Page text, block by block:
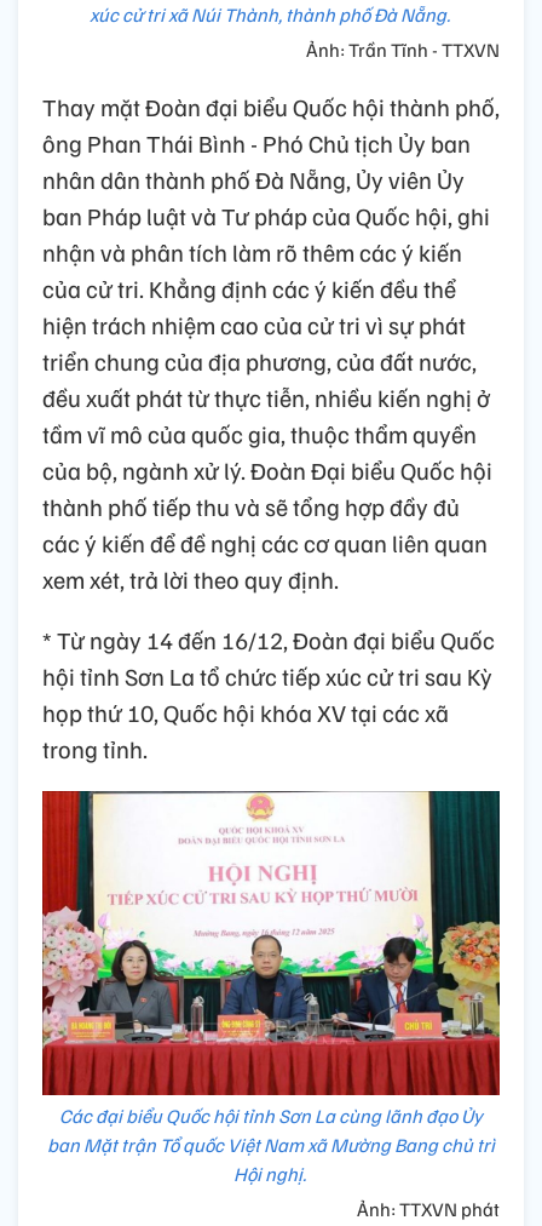
xúc cử tri xã Núi Thành, thành phố Đà Nẵng.
Ảnh: Trần Tĩnh - TTXVN
Thay mặt Đoàn đại biểu Quốc hội thành phố,
ông Phan Thái Bình - Phó Chủ tịch Ủy ban
nhân dân thành phố Đà Nẵng, Ủy viên Ủy
ban Pháp luật và Tư pháp của Quốc hội, ghi
nhận và phân tích làm rõ thêm các ý kiến
của cử tri. Khẳng định các ý kiến đều thể
hiện trách nhiệm cao của cử tri vì sự phát
triển chung của địa phương, của đất nước,
đều xuất phát từ thực tiễn, nhiều kiến nghị ở
tầm vĩ mô của quốc gia, thuộc thẩm quyền
của bộ, ngành xử lý. Đoàn Đại biểu Quốc hội
thành phố tiếp thu và sẽ tổng hợp đầy đủ
các ý kiến để đề nghị các cơ quan liên quan
xem xét, trả lời theo quy định.
* Từ ngày 14 đến 16/12, Đoàn đại biểu Quốc
hội tỉnh Sơn La tổ chức tiếp xúc cử tri sau Kỳ
họp thứ 10, Quốc hội khóa XV tại các xã
trong tỉnh.
Các đại biểu Quốc hội tỉnh Sơn La cùng lãnh đạo Ủy
ban Mặt trận Tổ quốc Việt Nam xã Mường Bang chủ trì
Hội nghị.
Ảnh: TTXVN phát